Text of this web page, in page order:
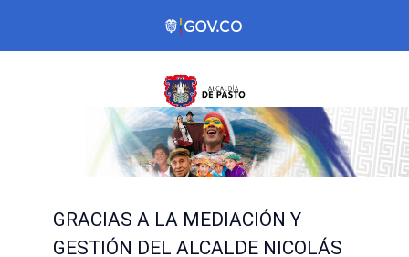
GRACIAS A LA MEDIACIÓN Y
GESTIÓN DEL ALCALDE NICOLÁS